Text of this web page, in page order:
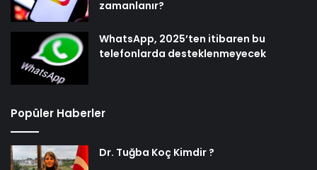
zamanlanır?
WhatsApp, 2025’ten itibaren bu
telefonlarda desteklenmeyecek
Popüler Haberler
Dr. Tuğba Koç Kimdir ?